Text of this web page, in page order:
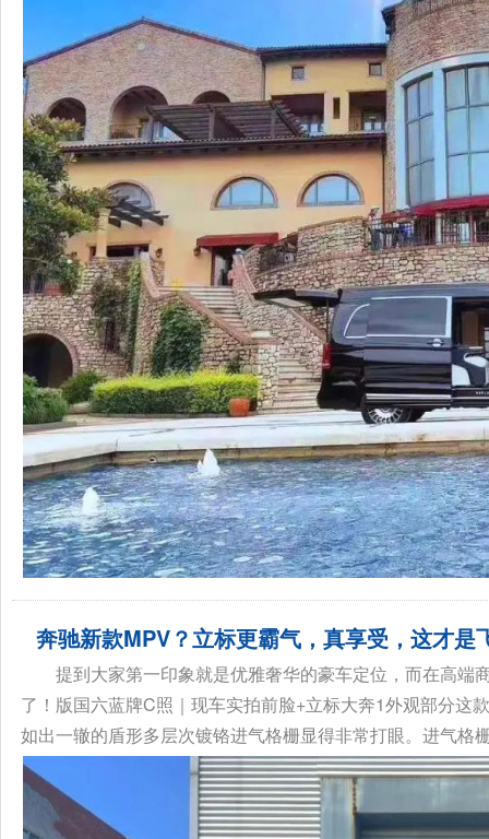
奔驰新款MPV？立标更霸气，真享受，这才是
提到大家第一印象就是优雅奢华的豪车定位，而在高端
了！版国六蓝牌C照｜现车实拍前脸+立标大奔1外观部分这
如出一辙的盾形多层次镀铬进气格栅显得非常打眼。进气格
骏驰